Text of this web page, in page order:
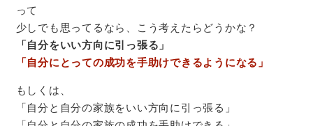
って
少しでも思ってるなら、こう考えたらどうかな？
「自分をいい方向に引っ張る」
「自分にとっての成功を手助けできるようになる」
もしくは、
「自分と自分の家族をいい方向に引っ張る」